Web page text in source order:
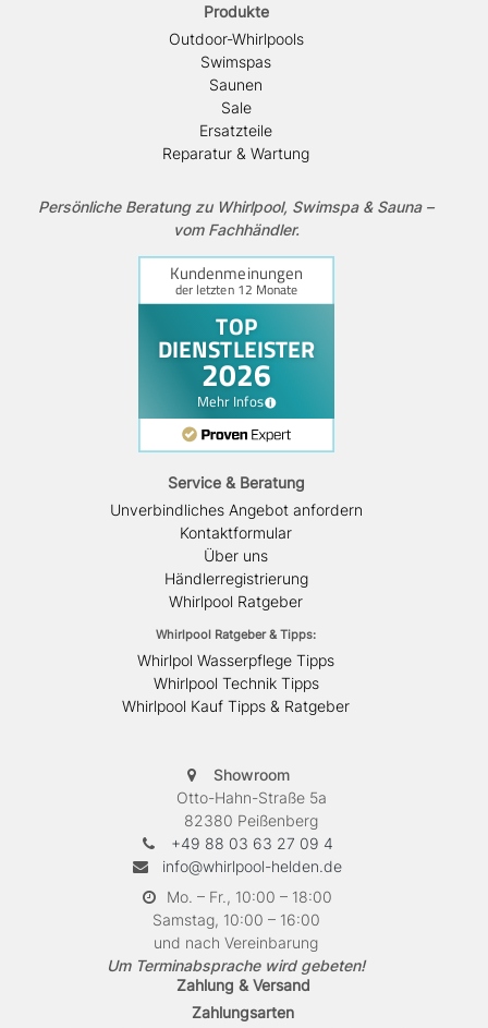
Produkte
Outdoor-Whirlpools
Swimspas
Saunen
Sale
Ersatzteile
Reparatur & Wartung
Persönliche Beratung zu Whirlpool, Swimspa & Sauna –
vom Fachhändler.
Service & Beratung
Unverbindliches Angebot anfordern
Kontaktformular
Über uns
Händlerregistrierung
Whirlpool Ratgeber
Whirlpool Ratgeber & Tipps:
Whirlpol Wasserpflege Tipps
Whirlpool Technik Tipps
Whirlpool Kauf Tipps & Ratgeber
Showroom
Otto-Hahn-Straße 5a
82380 Peißenberg
+49 88 03 63 27 09 4
info@whirlpool-helden.de
Mo. – Fr., 10:00 – 18:00
Samstag, 10:00 – 16:00
und nach Vereinbarung
Um Terminabsprache wird gebeten!
Zahlung & Versand
Zahlungsarten